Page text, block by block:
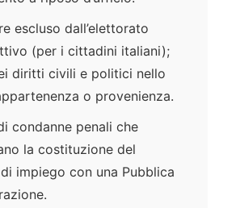
escluso dall’elettorato
(per i cittadini italiani);
diritti civili e politici nello
o provenienza.
condanne penali che
la costituzione del
impiego con una Pubblica